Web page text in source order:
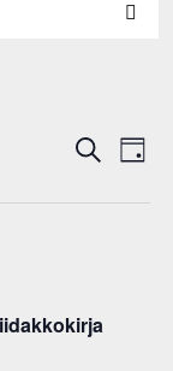
Events
Search
Day